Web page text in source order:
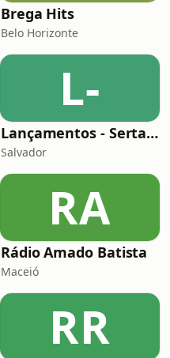
Brega Hits
Belo Horizonte
L-
Lançamentos - Sertanejo e Sofrência
Salvador
RA
Rádio Amado Batista
Maceió
RR